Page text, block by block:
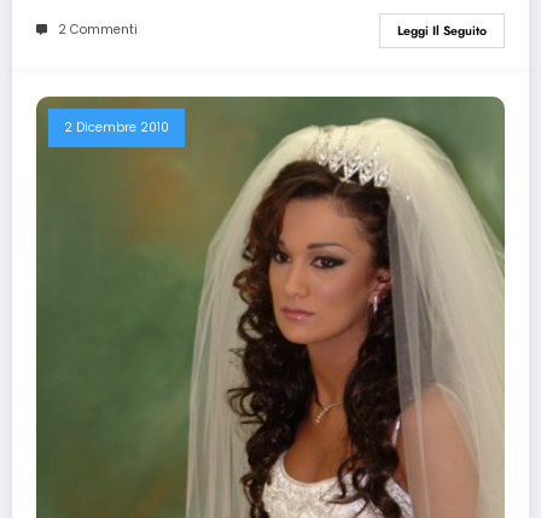
2 Commenti Leggi Il Seguito
2 Dicembre 2010